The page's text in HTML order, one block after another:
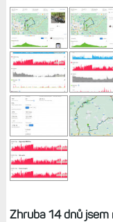
Zhruba 14 dnů